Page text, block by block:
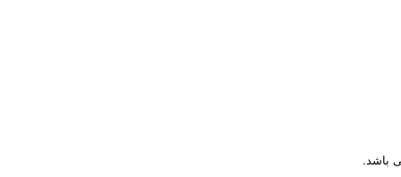
باشد.